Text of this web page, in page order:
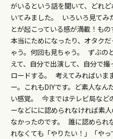
がいるという話を聞いて、どれ
いてみました。 いろいろ見てみ
とが起こっている感が満載！もの
本当にためになったり、オタク
ゃう。何回も見ちゃう。 ずぶの
えて、自分で出演して、自分で
ロードする。 考えてみればいま
ー。これもDIYです。ど素人なん
い感覚。 今まではテレビ局など
ーなどにに認められなければ素
なかったのです。 誰に認められ
れなくても「やりたい！」「やっ